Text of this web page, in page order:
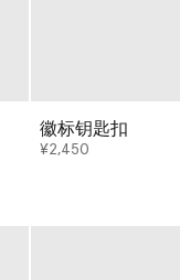
徽标钥匙扣
¥2,450